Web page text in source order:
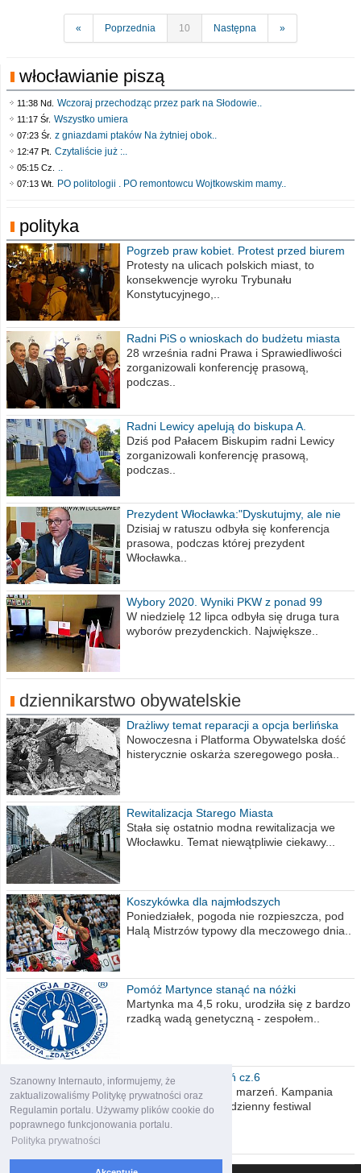
Szanowny Internauto, informujemy, że
zaktualizowaliśmy Politykę prywatności oraz
Regulamin portalu. Używamy plików cookie do
poprawnego funkcjonowania portalu.
Polityka prywatności
« Poprzednia 10 Następna »
włocławianie piszą
11:38 Nd. Wczoraj przechodząc przez park na Słodowie..
11:17 Śr. Wszystko umiera
07:23 Śr. z gniazdami ptaków Na żytniej obok..
12:47 Pt. Czytaliście już :..
05:15 Cz. ..
07:13 Wt. PO politologii . PO remontowcu Wojtkowskim mamy..
polityka
Pogrzeb praw kobiet. Protest przed biurem
poselskim PiS
Protesty na ulicach polskich miast, to
konsekwencje wyroku Trybunału
Konstytucyjnego,..
Radni PiS o wnioskach do budżetu miasta
na 2021 rok
28 września radni Prawa i Sprawiedliwości
zorganizowali konferencję prasową,
podczas..
Radni Lewicy apelują do biskupa A.
Wiesława Meringa
Dziś pod Pałacem Biskupim radni Lewicy
zorganizowali konferencję prasową,
podczas..
Prezydent Włocławka:"Dyskutujmy, ale nie
obrażajmy się”
Dzisiaj w ratuszu odbyła się konferencja
prasowa, podczas której prezydent
Włocławka..
Wybory 2020. Wyniki PKW z ponad 99
procent obwodów
W niedzielę 12 lipca odbyła się druga tura
wyborów prezydenckich. Największe..
dziennikarstwo obywatelskie
Drażliwy temat reparacji a opcja berlińska
Nowoczesna i Platforma Obywatelska dość
histerycznie oskarża szeregowego posła..
Rewitalizacja Starego Miasta
Stała się ostatnio modna rewitalizacja we
Włocławku. Temat niewątpliwie ciekawy...
Koszykówka dla najmłodszych
Poniedziałek, pogoda nie rozpieszcza, pod
Halą Mistrzów typowy dla meczowego dnia..
Pomóż Martynce stanąć na nóżki
Martynka ma 4,5 roku, urodziła się z bardzo
rzadką wadą genetyczną - zespołem..
Polska moich marzeń cz.6
Nadszedł kres moich marzeń. Kampania
wyborcza czyli niecodzienny festiwal
obietnic,..